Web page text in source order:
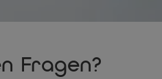
Fragen?